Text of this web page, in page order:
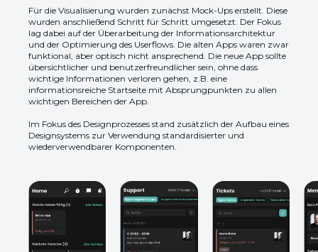
Für die Visualisierung wurden zunächst Mock-Ups erstellt. Diese
wurden anschließend Schritt für Schritt umgesetzt. Der Fokus
lag dabei auf der Überarbeitung der Informationsarchitektur
und der Optimierung des Userflows. Die alten Apps waren zwar
funktional, aber optisch nicht ansprechend. Die neue App sollte
übersichtlicher und benutzerfreundlicher sein, ohne dass
wichtige Informationen verloren gehen, z.B. eine
informationsreiche Startseite mit Absprungpunkten zu allen
wichtigen Bereichen der App.
Im Fokus des Designprozesses stand zusätzlich der Aufbau eines
Designsystems zur Verwendung standardisierter und
wiederverwendbarer Komponenten.